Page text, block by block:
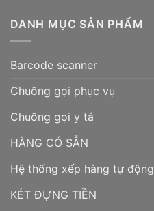
DANH MỤC SẢN PHẨM
Barcode scanner
Chuông gọi phục vụ
Chuông gọi y tá
HÀNG CÓ SẴN
Hệ thống xếp hàng tự động
KÉT ĐỰNG TIỀN